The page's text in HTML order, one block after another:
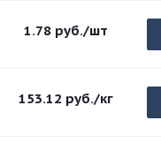
1.78 руб./шт
153.12 руб./кг